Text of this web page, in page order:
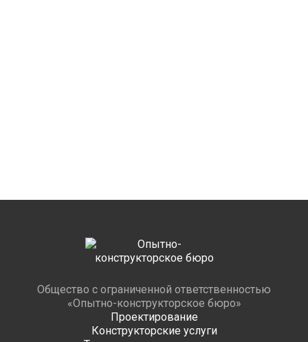
Общество с ограниченной ответственностью
«Опытно-конструкторское бюро»
Проектирование
Конструкторские услуги